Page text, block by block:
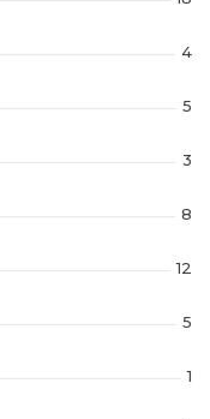
4
5
3
8
12
5
1